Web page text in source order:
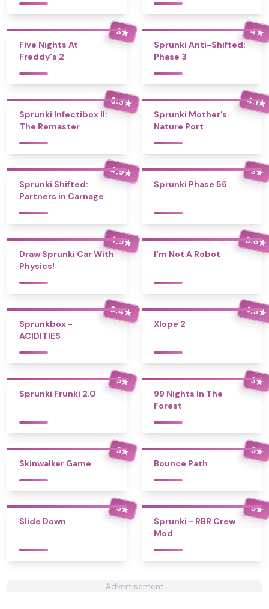
3★
Five Nights At
Freddy's 2
4★
Sprunki Anti-Shifted:
Phase 3
3.3★
Sprunki Infectibox II:
The Remaster
4.1★
Sprunki Mother’s
Nature Port
4.9★
Sprunki Shifted:
Partners in Carnage
3★
Sprunki Phase 56
4.5★
Draw Sprunki Car With
Physics!
3.6★
I'm Not A Robot
3.4★
Sprunkbox -
ACIDITIES
4.5★
Xlope 2
5★
Sprunki Frunki 2.0
3★
99 Nights In The
Forest
5★
Skinwalker Game
5★
Bounce Path
5★
Slide Down
5★
Sprunki - RBR Crew
Mod
Advertisement